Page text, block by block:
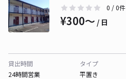
0 / 0件
¥300〜 / 日
貸出時間
24時間営業
タイプ
平置き